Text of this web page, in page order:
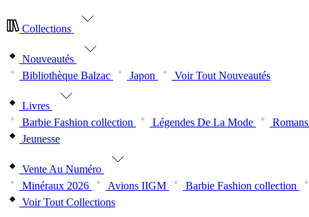
Collections
Nouveautés
Bibliothèque Balzac
Japon Voir Tout Nouveautés
Livres
Barbie Fashion collection
Légendes De La Mode
Jeunesse
Vente Au Numéro
Minéraux 2026
Avions IIGM Barbie Fashion collection
Voir Tout Collections